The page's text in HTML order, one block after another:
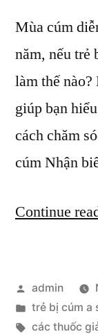
Mùa cúm
năm, nếu trẻ
làm thế
giúp bạn
cách chăm
cúm Nhận
Continue
Posted
by
admin
Posted
in
trẻ bị cúm a
Tags:
các thuốc